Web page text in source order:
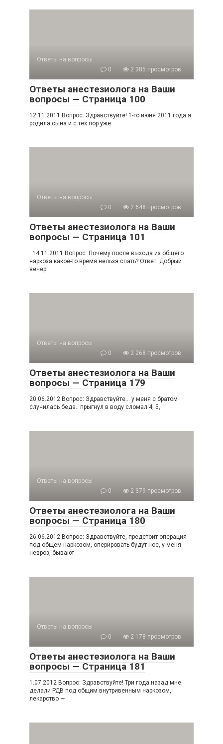
Ответы на вопросы
0
2 385 просмотров
Ответы анестезиолога на Ваши
вопросы — Страница 100
12.11.2011 Вопрос: Здравствуйте! 1-го июня 2011 года я
родила сына и с тех пор уже
Ответы на вопросы
0
2 648 просмотров
Ответы анестезиолога на Ваши
вопросы — Страница 101
14.11.2011 Вопрос: Почему после выхода из общего
наркоза какое-то время нельзя спать? Ответ: Добрый
вечер.
Ответы на вопросы
0
2 268 просмотров
Ответы анестезиолога на Ваши
вопросы — Страница 179
20.06.2012 Вопрос: Здравствуйте… у меня с братом
случилась беда.. прыгнул в воду сломал 4, 5,
Ответы на вопросы
0
2 379 просмотров
Ответы анестезиолога на Ваши
вопросы — Страница 180
26.06.2012 Вопрос: Здравствуйте, предстоит операция
под общем наркозом, оперировать будут нос, у меня
невроз, бывают
Ответы на вопросы
0
2 178 просмотров
Ответы анестезиолога на Ваши
вопросы — Страница 181
1.07.2012 Вопрос: Здравствуйте! Три года назад мне
делали РДВ под общим внутривенным наркозом,
лекарство —